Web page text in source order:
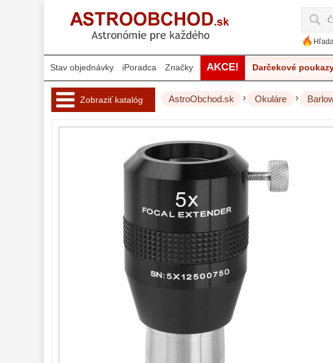
Stav objednávky iPoradca Značky AKCE! Darčekové
Zobraziť katalóg
SWA (62°-78°) 86
UWA (80°-98°) 22
29
12
AstroObchod.sk › Okuláre ›